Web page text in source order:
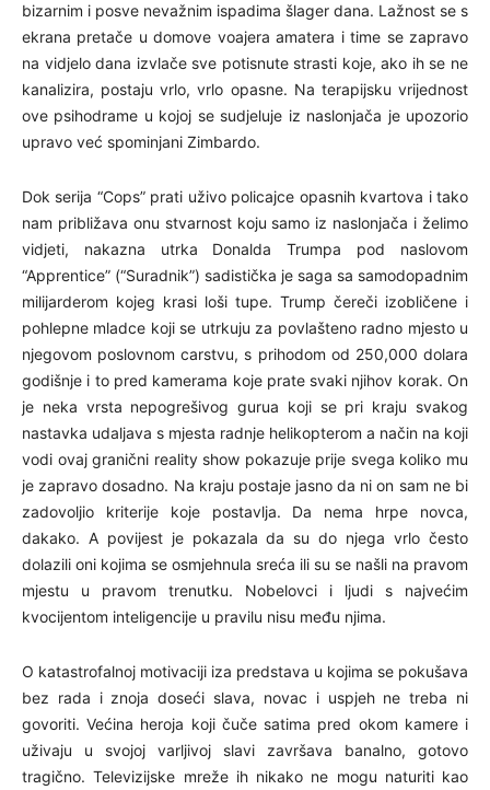
bizarnim i posve nevažnim ispadima šlager dana. Lažnost se s
ekrana pretače u domove voajera amatera i time se zapravo
na vidjelo dana izvlače sve potisnute strasti koje, ako ih se ne
kanalizira, postaju vrlo, vrlo opasne. Na terapijsku vrijednost
ove psihodrame u kojoj se sudjeluje iz naslonjača je upozorio
upravo već spominjani Zimbardo.
Dok serija “Cops” prati uživo policajce opasnih kvartova i tako
nam približava onu stvarnost koju samo iz naslonjača i želimo
vidjeti, nakazna utrka Donalda Trumpa pod naslovom
“Apprentice” (“Suradnik”) sadistička je saga sa samodopadnim
milijarderom kojeg krasi loši tupe. Trump čereči izobličene i
pohlepne mladce koji se utrkuju za povlašteno radno mjesto u
njegovom poslovnom carstvu, s prihodom od 250,000 dolara
godišnje i to pred kamerama koje prate svaki njihov korak. On
je neka vrsta nepogrešivog gurua koji se pri kraju svakog
nastavka udaljava s mjesta radnje helikopterom a način na koji
vodi ovaj granični reality show pokazuje prije svega koliko mu
je zapravo dosadno. Na kraju postaje jasno da ni on sam ne bi
zadovoljio kriterije koje postavlja. Da nema hrpe novca,
dakako. A povijest je pokazala da su do njega vrlo često
dolazili oni kojima se osmjehnula sreća ili su se našli na pravom
mjestu u pravom trenutku. Nobelovci i ljudi s najvećim
kvocijentom inteligencije u pravilu nisu među njima.
O katastrofalnoj motivaciji iza predstava u kojima se pokušava
bez rada i znoja doseći slava, novac i uspjeh ne treba ni
govoriti. Većina heroja koji čuče satima pred okom kamere i
uživaju u svojoj varljivoj slavi završava banalno, gotovo
tragično. Televizijske mreže ih nikako ne mogu naturiti kao